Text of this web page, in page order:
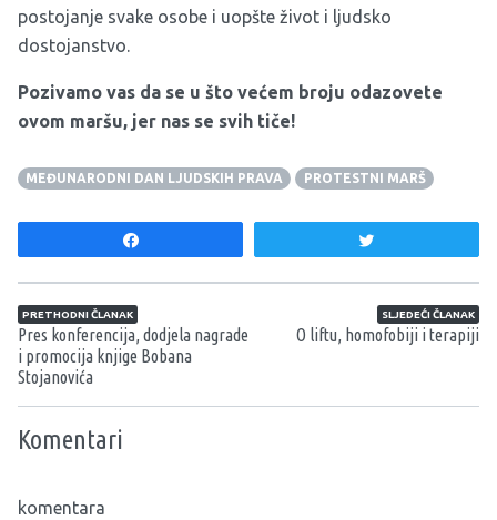
postojanje svake osobe i uopšte život i ljudsko
dostojanstvo.
Pozivamo vas da se u što većem broju odazovete
ovom maršu, jer nas se svih tiče!
MEĐUNARODNI DAN LJUDSKIH PRAVA PROTESTNI MARŠ
Navigacija članaka
PRETHODNI ČLANAK
Pres konferencija, dodjela nagrade
i promocija knjige Bobana
Stojanovića
SLJEDEĆI ČLANAK
O liftu, homofobiji i terapiji
Komentari
komentara